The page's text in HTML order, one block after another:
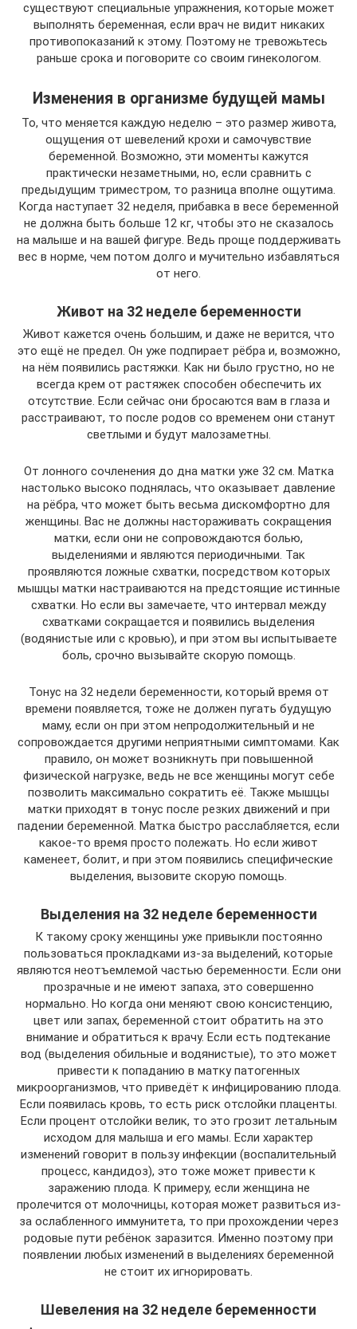
существуют специальные упражнения, которые может
выполнять беременная, если врач не видит никаких
противопоказаний к этому. Поэтому не тревожьтесь
раньше срока и поговорите со своим гинекологом.
Изменения в организме будущей мамы
То, что меняется каждую неделю – это размер живота,
ощущения от шевелений крохи и самочувствие
беременной. Возможно, эти моменты кажутся
практически незаметными, но, если сравнить с
предыдущим триместром, то разница вполне ощутима.
Когда наступает 32 неделя, прибавка в весе беременной
не должна быть больше 12 кг, чтобы это не сказалось
на малыше и на вашей фигуре. Ведь проще поддерживать
вес в норме, чем потом долго и мучительно избавляться
от него.
Живот на 32 неделе беременности
Живот кажется очень большим, и даже не верится, что
это ещё не предел. Он уже подпирает рёбра и, возможно,
на нём появились растяжки. Как ни было грустно, но не
всегда крем от растяжек способен обеспечить их
отсутствие. Если сейчас они бросаются вам в глаза и
расстраивают, то после родов со временем они станут
светлыми и будут малозаметны.
От лонного сочленения до дна матки уже 32 см. Матка
настолько высоко поднялась, что оказывает давление
на рёбра, что может быть весьма дискомфортно для
женщины. Вас не должны настораживать сокращения
матки, если они не сопровождаются болью,
выделениями и являются периодичными. Так
проявляются ложные схватки, посредством которых
мышцы матки настраиваются на предстоящие истинные
схватки. Но если вы замечаете, что интервал между
схватками сокращается и появились выделения
(водянистые или с кровью), и при этом вы испытываете
боль, срочно вызывайте скорую помощь.
Тонус на 32 недели беременности, который время от
времени появляется, тоже не должен пугать будущую
маму, если он при этом непродолжительный и не
сопровождается другими неприятными симптомами. Как
правило, он может возникнуть при повышенной
физической нагрузке, ведь не все женщины могут себе
позволить максимально сократить её. Также мышцы
матки приходят в тонус после резких движений и при
падении беременной. Матка быстро расслабляется, если
какое-то время просто полежать. Но если живот
каменеет, болит, и при этом появились специфические
выделения, вызовите скорую помощь.
Выделения на 32 неделе беременности
К такому сроку женщины уже привыкли постоянно
пользоваться прокладками из-за выделений, которые
являются неотъемлемой частью беременности. Если они
прозрачные и не имеют запаха, это совершенно
нормально. Но когда они меняют свою консистенцию,
цвет или запах, беременной стоит обратить на это
внимание и обратиться к врачу. Если есть подтекание
вод (выделения обильные и водянистые), то это может
привести к попаданию в матку патогенных
микроорганизмов, что приведёт к инфицированию плода.
Если появилась кровь, то есть риск отслойки плаценты.
Если процент отслойки велик, то это грозит летальным
исходом для малыша и его мамы. Если характер
изменений говорит в пользу инфекции (воспалительный
процесс, кандидоз), это тоже может привести к
заражению плода. К примеру, если женщина не
пролечится от молочницы, которая может развиться из-
за ослабленного иммунитета, то при прохождении через
родовые пути ребёнок заразится. Именно поэтому при
появлении любых изменений в выделениях беременной
не стоит их игнорировать.
Шевеления на 32 неделе беременности